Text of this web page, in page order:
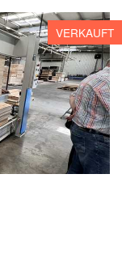
VERKAUFT